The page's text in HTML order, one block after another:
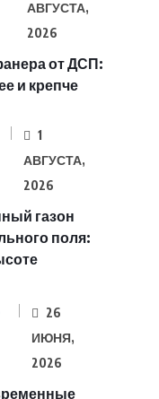
АВГУСТА,
2026
от ДСП:
и крепче
1
АВГУСТА,
2026
газон
поля:
26
ИЮНЯ,
2026